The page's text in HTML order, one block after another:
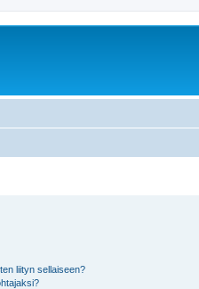
liityn sellaiseen?